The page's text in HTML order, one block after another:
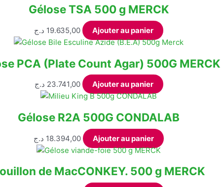
60,00 د.ج
à
98,00 د.ج
options
peuvent
être
page
Gélose TSA 500 g MERCK
19.635,00 د.ج Ajouter au panier
PCA (Plate Count Agar) 500G MERCK
23.741,00 د.ج Ajouter au panier
Gélose R2A 500G CONDALAB
18.394,00 د.ج Ajouter au panier
de MacCONKEY. 500 g MERCK